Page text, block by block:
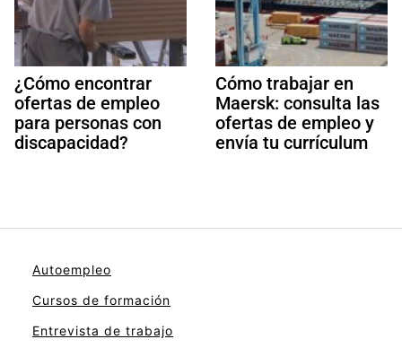
¿Cómo encontrar
ofertas de empleo
para personas con
discapacidad?
Cómo trabajar en
Maersk: consulta las
ofertas de empleo y
envía tu currículum
Autoempleo
Cursos de formación
Entrevista de trabajo